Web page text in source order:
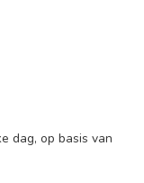
dag, op basis van